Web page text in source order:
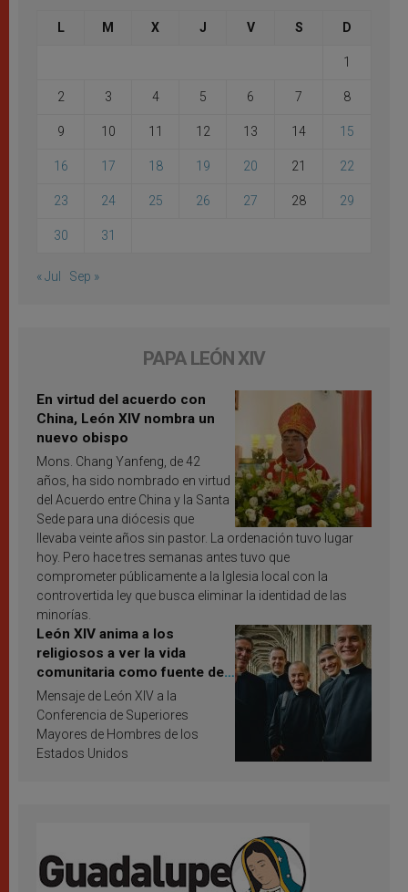
L M X J V S D
1
2 3 4 5 6 7 8
9 10 11 12 13 14 15
16 17 18 19 20 21 22
23 24 25 26 27 28 29
30 31
« Jul Sep »
PAPA LEÓN XIV
En virtud del acuerdo con
China, León XIV nombra un
nuevo obispo
Mons. Chang Yanfeng, de 42
años, ha sido nombrado en virtud
del Acuerdo entre China y la Santa
Sede para una diócesis que
llevaba veinte años sin pastor. La ordenación tuvo lugar
hoy. Pero hace tres semanas antes tuvo que
comprometer públicamente a la Iglesia local con la
controvertida ley que busca eliminar la identidad de las
minorías.
León XIV anima a los
religiosos a ver la vida
comunitaria como fuente de
inspiración y santificación
Mensaje de León XIV a la
Conferencia de Superiores
Mayores de Hombres de los
Estados Unidos